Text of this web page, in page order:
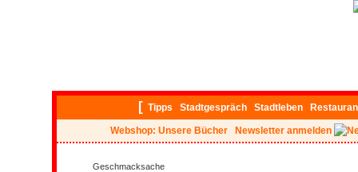
[ Tipps Stadtgespräch Stadtleben
Webshop: Unsere Bücher Newsletter anmelden
Geschmacksache